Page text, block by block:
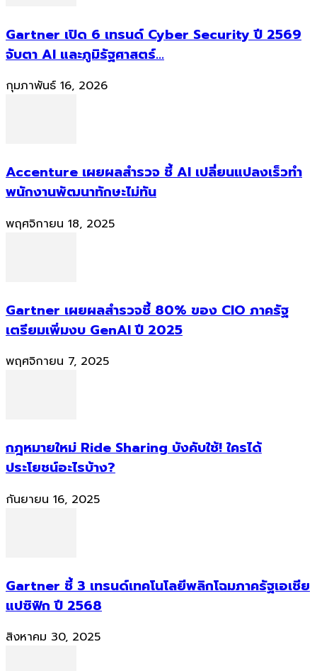
Gartner เปิด 6 เทรนด์ Cyber Security ปี 2569
จับตา AI และภูมิรัฐศาสตร์...
กุมภาพันธ์ 16, 2026
Accenture เผยผลสำรวจ ชี้ AI เปลี่ยนแปลงเร็วทำ
พนักงานพัฒนาทักษะไม่ทัน
พฤศจิกายน 18, 2025
Gartner เผยผลสำรวจชี้ 80% ของ CIO ภาครัฐ
เตรียมเพิ่มงบ GenAI ปี 2025
พฤศจิกายน 7, 2025
กฎหมายใหม่ Ride Sharing บังคับใช้! ใครได้
ประโยชน์อะไรบ้าง?
กันยายน 16, 2025
Gartner ชี้ 3 เทรนด์เทคโนโลยีพลิกโฉมภาครัฐเอเชีย
แปซิฟิก ปี 2568
สิงหาคม 30, 2025